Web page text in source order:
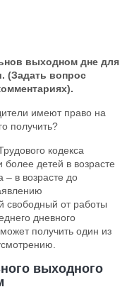
выходном дне для
(Задать вопрос
имеют право на
получить?
кодекса
детей в возрасте
– в возрасте до
свободный от работы
дневного
получить один из
выходного